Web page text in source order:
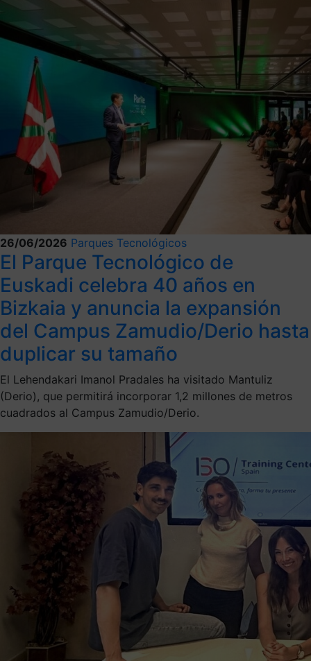
26/06/2026 Parques Tecnológicos
El Parque Tecnológico de
Euskadi celebra 40 años en
Bizkaia y anuncia la expansión
del Campus Zamudio/Derio hasta
duplicar su tamaño
El Lehendakari Imanol Pradales ha visitado Mantuliz
(Derio), que permitirá incorporar 1,2 millones de metros
cuadrados al Campus Zamudio/Derio.